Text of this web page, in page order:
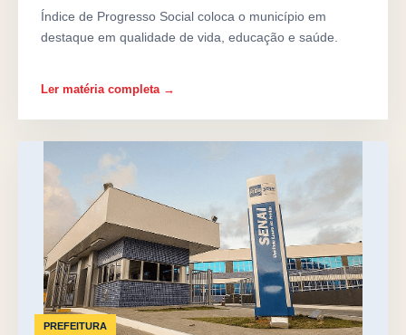
Índice de Progresso Social coloca o município em
destaque em qualidade de vida, educação e saúde.
Ler matéria completa →
PREFEITURA